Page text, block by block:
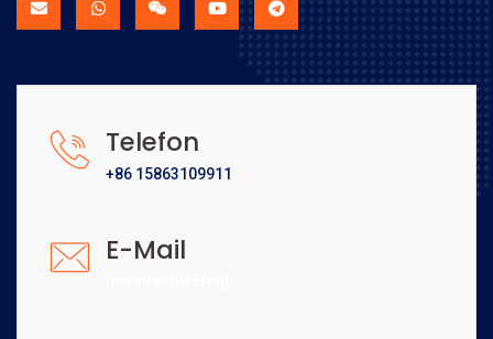
Telefon
+86 15863109911
E-Mail